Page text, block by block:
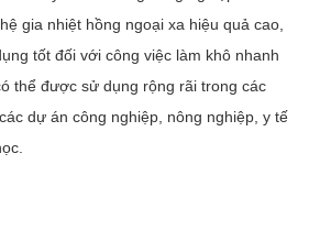
gia nhiệt hồng ngoại xa hiệu quả cao,
tốt đối với công việc làm khô nhanh
thể được sử dụng rộng rãi trong các
dự án công nghiệp, nông nghiệp, y tế